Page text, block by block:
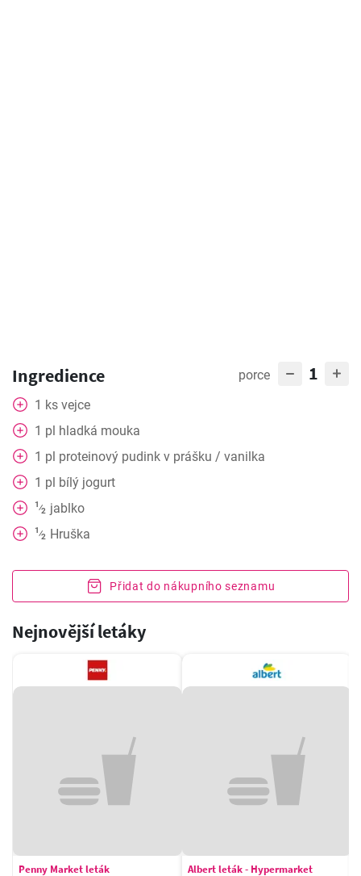
Ingredience porce 1
1 ks vejce
1 pl hladká mouka
1 pl proteinový pudink v prášku / vanilka
1 pl bílý jogurt
1⁄2 jablko
1⁄2 Hruška
Přidat do nákupního seznamu
Nejnovější letáky
Penny Market leták Albert leták - Hypermarket